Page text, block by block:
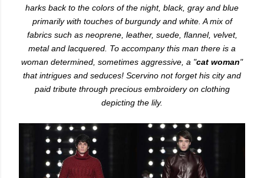
harks back to the colors of the night, black, gray and blue
primarily with touches of burgundy and white. A mix of
fabrics such as neoprene, leather, suede, flannel, velvet,
metal and lacquered. To accompany this man there is a
woman determined, sometimes aggressive, a "cat woman"
that intrigues and seduces! Scervino not forget his city and
paid tribute through precious embroidery on clothing
depicting the lily.